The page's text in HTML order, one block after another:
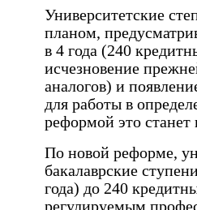
Университетские
планом,
в 4 года (240
исчезновение
аналогов) и
для работы в
реформой это
По новой реформе,
бакалаврские
года) до 240
регулируемым